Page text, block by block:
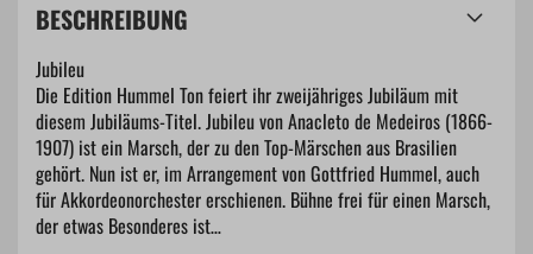
BESCHREIBUNG
Jubileu
Die Edition Hummel Ton feiert ihr zweijähriges Jubiläum mit
diesem Jubiläums-Titel. Jubileu von Anacleto de Medeiros (1866-
1907) ist ein Marsch, der zu den Top-Märschen aus Brasilien
gehört. Nun ist er, im Arrangement von Gottfried Hummel, auch
für Akkordeonorchester erschienen. Bühne frei für einen Marsch,
der etwas Besonderes ist…